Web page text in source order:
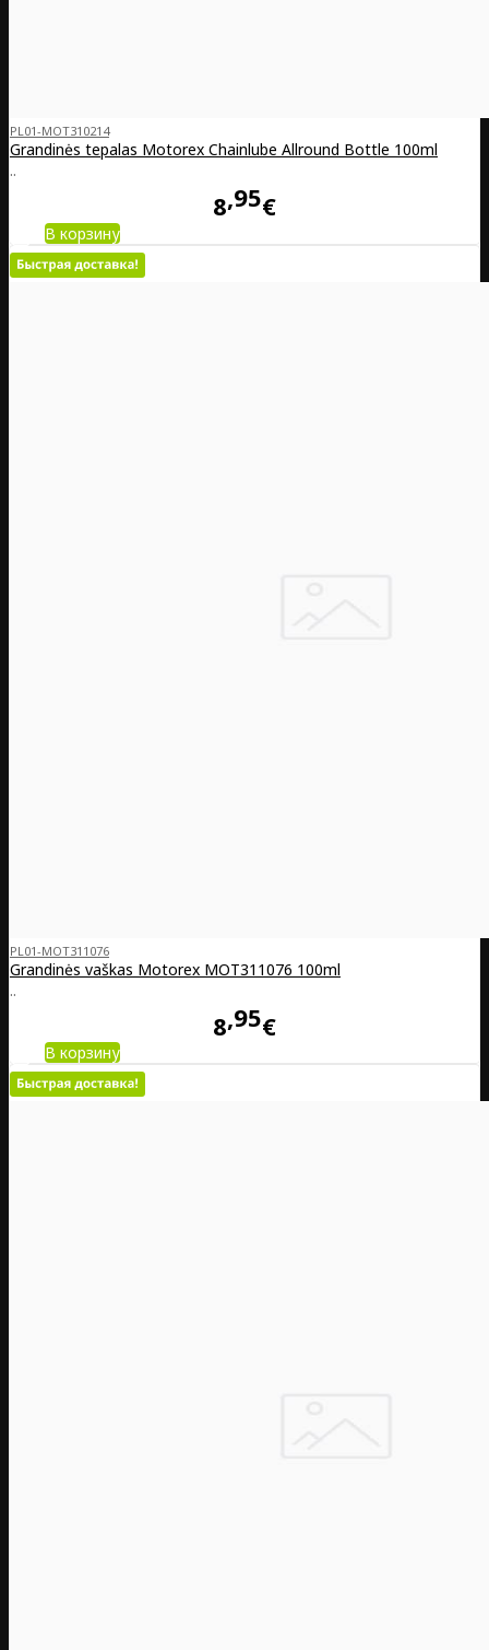
PL01-MOT310214
Grandinės tepalas Motorex Chainlube Allround Bottle 100ml
..
8 95€
В корзину
PL01-MOT311076
Grandinės vaškas Motorex MOT311076 100ml
..
8 95€
В корзину